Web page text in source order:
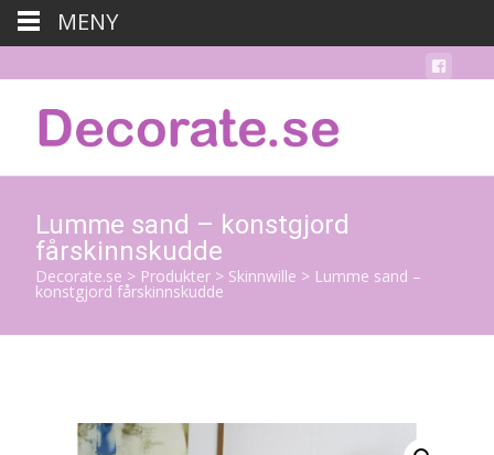
Lumme sand – konstgjord
fårskinnskudde
Decorate.se > Produkter > Skinnwille > Lumme sand –
konstgjord fårskinnskudde
MENY